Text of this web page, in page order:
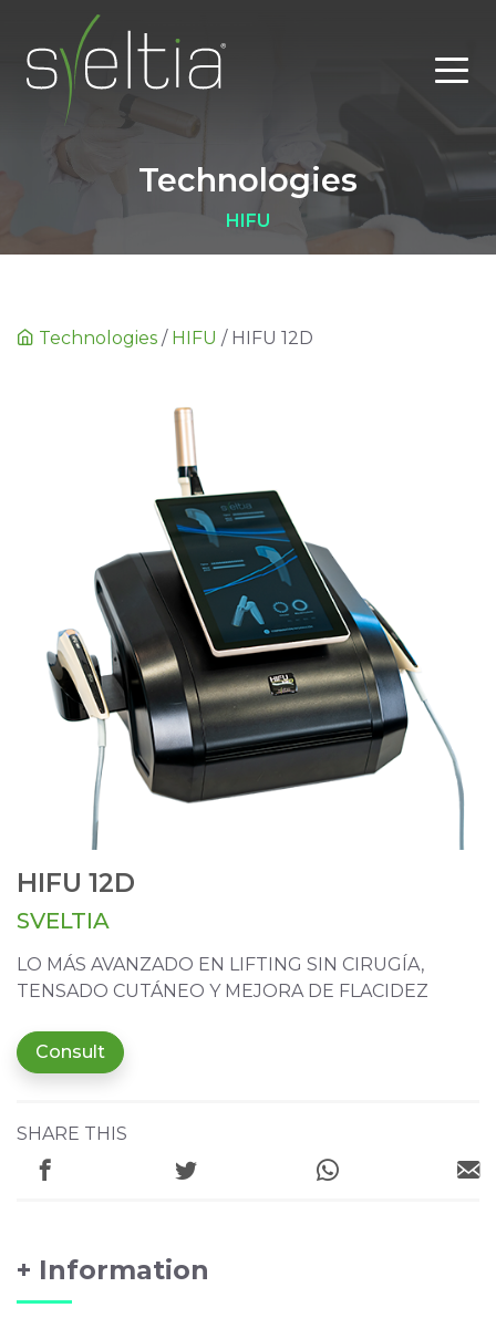
Technologies
HIFU
Technologies / HIFU / HIFU 12D
HIFU 12D
SVELTIA
LO MÁS AVANZADO EN LIFTING SIN CIRUGÍA,
TENSADO CUTÁNEO Y MEJORA DE FLACIDEZ
Consult
SHARE THIS
+ Information